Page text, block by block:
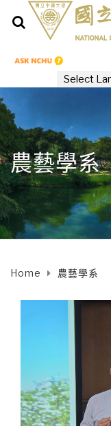
農藝學系
Home 農藝學系